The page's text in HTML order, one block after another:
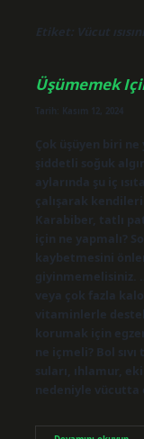
Etiket: Vücut
Üşümemek
Tarih: Kasım 12, 2024
Çok üşüyen biri
şiddetli soğuk
aylarında şu iç
çalışarak
Karabiber, tatlı
için ne yapmalı?
kaybetmesini
giyinmemelisiniz.
veya çok fazla
vitaminlerle
korumak için
ne içmeli? Bol
suları, ıhlamur,
nedeniyle vücutta